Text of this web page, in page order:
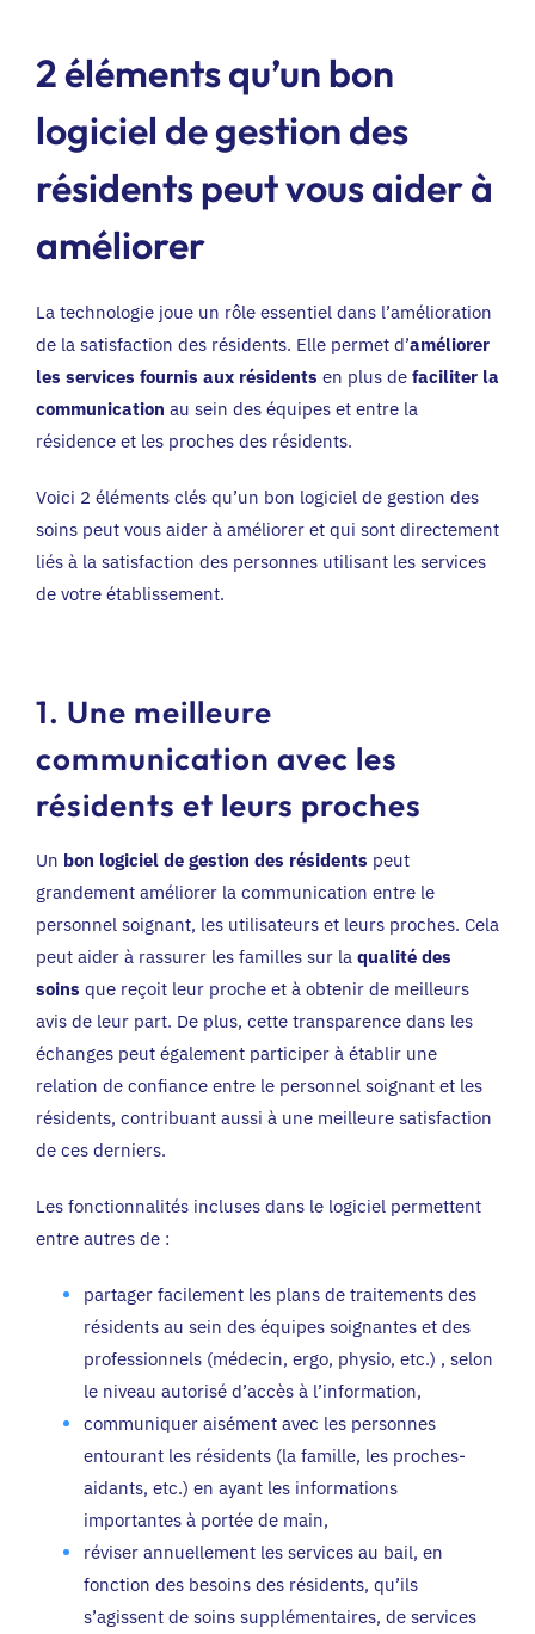
2 éléments qu’un bon
logiciel de gestion des
résidents peut vous aider à
améliorer
La technologie joue un rôle essentiel dans l’amélioration
de la satisfaction des résidents. Elle permet d’améliorer
les services fournis aux résidents en plus de faciliter la
communication au sein des équipes et entre la
résidence et les proches des résidents.
Voici 2 éléments clés qu’un bon logiciel de gestion des
soins peut vous aider à améliorer et qui sont directement
liés à la satisfaction des personnes utilisant les services
de votre établissement.
1. Une meilleure
communication avec les
résidents et leurs proches
Un bon logiciel de gestion des résidents peut
grandement améliorer la communication entre le
personnel soignant, les utilisateurs et leurs proches. Cela
peut aider à rassurer les familles sur la qualité des
soins que reçoit leur proche et à obtenir de meilleurs
avis de leur part. De plus, cette transparence dans les
échanges peut également participer à établir une
relation de confiance entre le personnel soignant et les
résidents, contribuant aussi à une meilleure satisfaction
de ces derniers.
Les fonctionnalités incluses dans le logiciel permettent
entre autres de :
partager facilement les plans de traitements des
résidents au sein des équipes soignantes et des
professionnels (médecin, ergo, physio, etc.) , selon
le niveau autorisé d’accès à l’information,
communiquer aisément avec les personnes
entourant les résidents (la famille, les proches-
aidants, etc.) en ayant les informations
importantes à portée de main,
réviser annuellement les services au bail, en
fonction des besoins des résidents, qu’ils
s’agissent de soins supplémentaires, de services